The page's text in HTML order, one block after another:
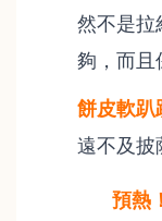
然不是拉
夠，而且
餅皮軟趴
遠不及披
預熱